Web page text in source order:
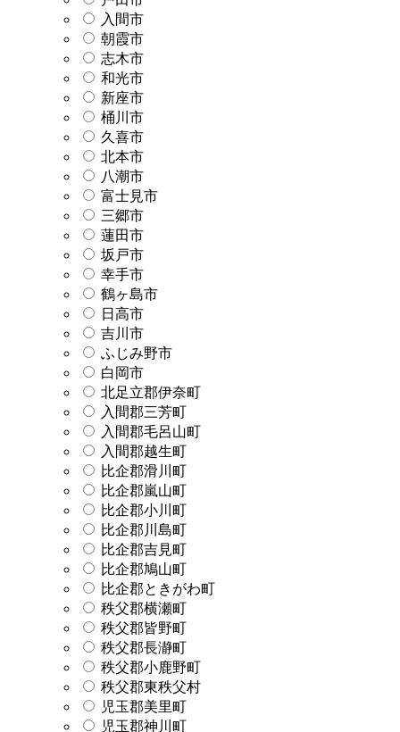
入間市
朝霞市
志木市
和光市
新座市
桶川市
久喜市
北本市
八潮市
富士見市
三郷市
蓮田市
坂戸市
幸手市
鶴ヶ島市
日高市
吉川市
ふじみ野市
白岡市
北足立郡伊奈町
入間郡三芳町
入間郡毛呂山町
入間郡越生町
比企郡滑川町
比企郡嵐山町
比企郡小川町
比企郡川島町
比企郡吉見町
比企郡鳩山町
比企郡ときがわ町
秩父郡横瀬町
秩父郡皆野町
秩父郡長瀞町
秩父郡小鹿野町
秩父郡東秩父村
児玉郡美里町
児玉郡神川町